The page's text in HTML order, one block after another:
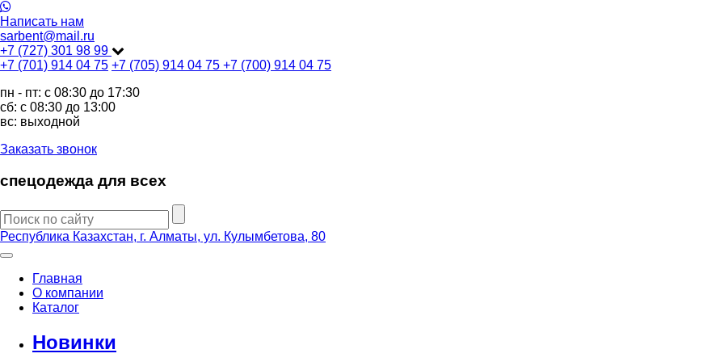
Написать нам
sarbent@mail.ru
+7 (727) 301 98 99
+7 (701) 914 04 75 +7 (705) 914 04 75 +7 (700) 914 04 75
пн - пт: c 08:30 до 17:30
сб: c 08:30 до 13:00
вс: выходной
Заказать звонок
спецодежда для всех
Республика Казахстан, г. Алматы, ул. Кулымбетова, 80
Главная
О компании
Каталог
Новинки